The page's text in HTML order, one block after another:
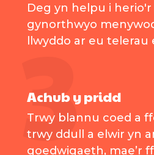
Deg yn helpu i
gynorthwyo
llwyddo ar eu telerau
Achub y pridd
Trwy blannu coed a
trwy ddull a elwir yn
goedwigaeth, mae’r